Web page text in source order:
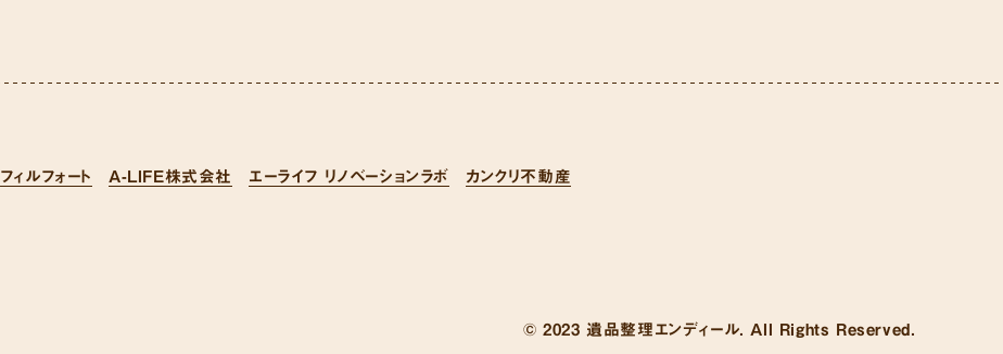
フィルフォート A-LIFE株式会社 エーライフ リノベーションラボ カンクリ不動産
© 2023 遺品整理エンディール. All Rights Reserved.